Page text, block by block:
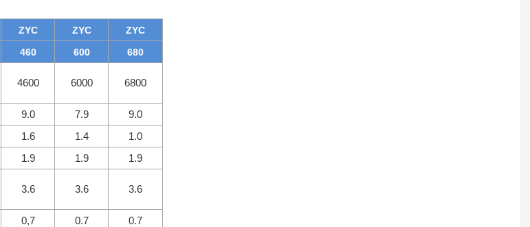
ZYC ZYC
ZYC
460 600 680
4600 6000 6800
9.0 7.9
9.0
1.6 1.4
1.0
1.9 1.9 1.9
3.6 3.6 3.6
0,7 0.7
0.7